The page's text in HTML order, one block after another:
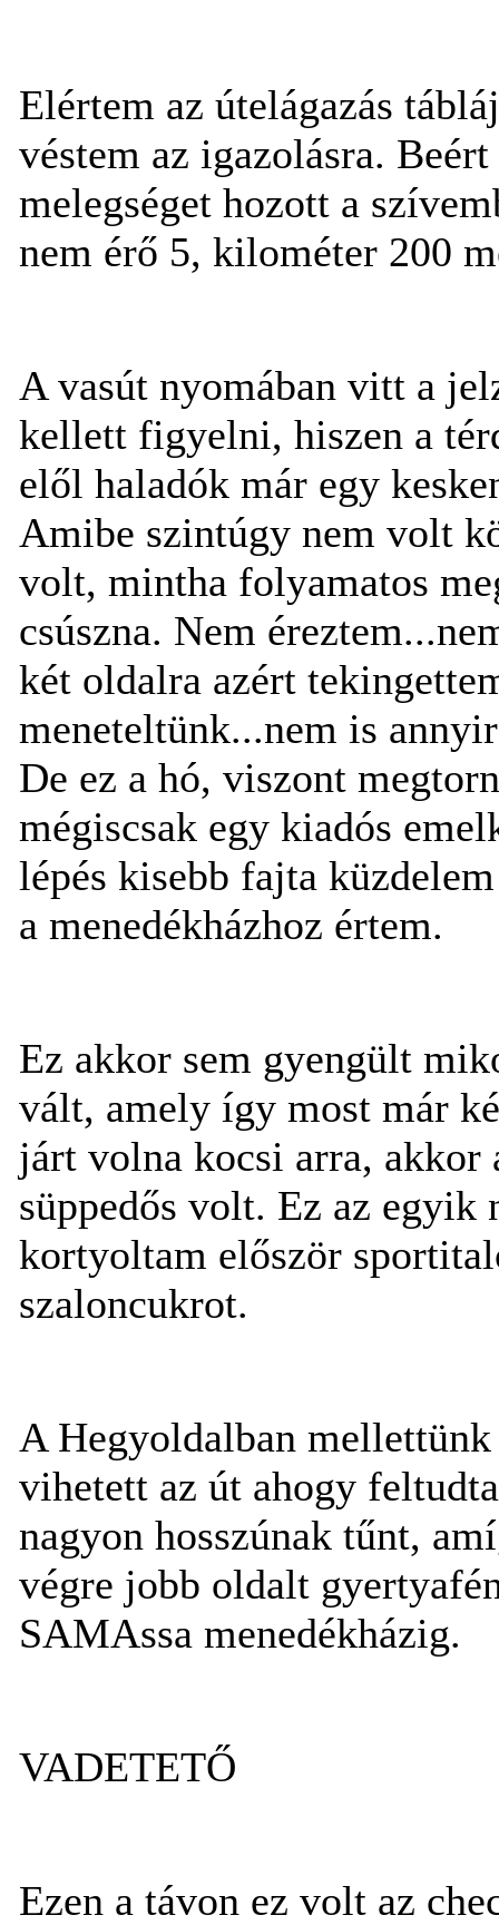
Elértem az útelágazás
véstem az igazolásra.
melegséget hozott a
nem érő 5, kilométer 200
A vasút nyomában vitt a
kellett figyelni, hiszen a
elől haladók már egy
Amibe szintúgy nem volt
volt, mintha folyamatos
csúszna. Nem
két oldalra azért
meneteltünk...nem is
De ez a hó, viszont
mégiscsak egy kiadós
lépés kisebb fajta
a menedékházhoz értem.
Ez akkor sem gyengült
vált, amely így most már
járt volna kocsi arra, akkor
süppedős volt. Ez az
kortyoltam először
szaloncukrot.
A Hegyoldalban
vihetett az út ahogy
nagyon hosszúnak tűnt,
végre jobb oldalt
SAMAssa menedékházig.
VADETETŐ
Ezen a távon ez volt az